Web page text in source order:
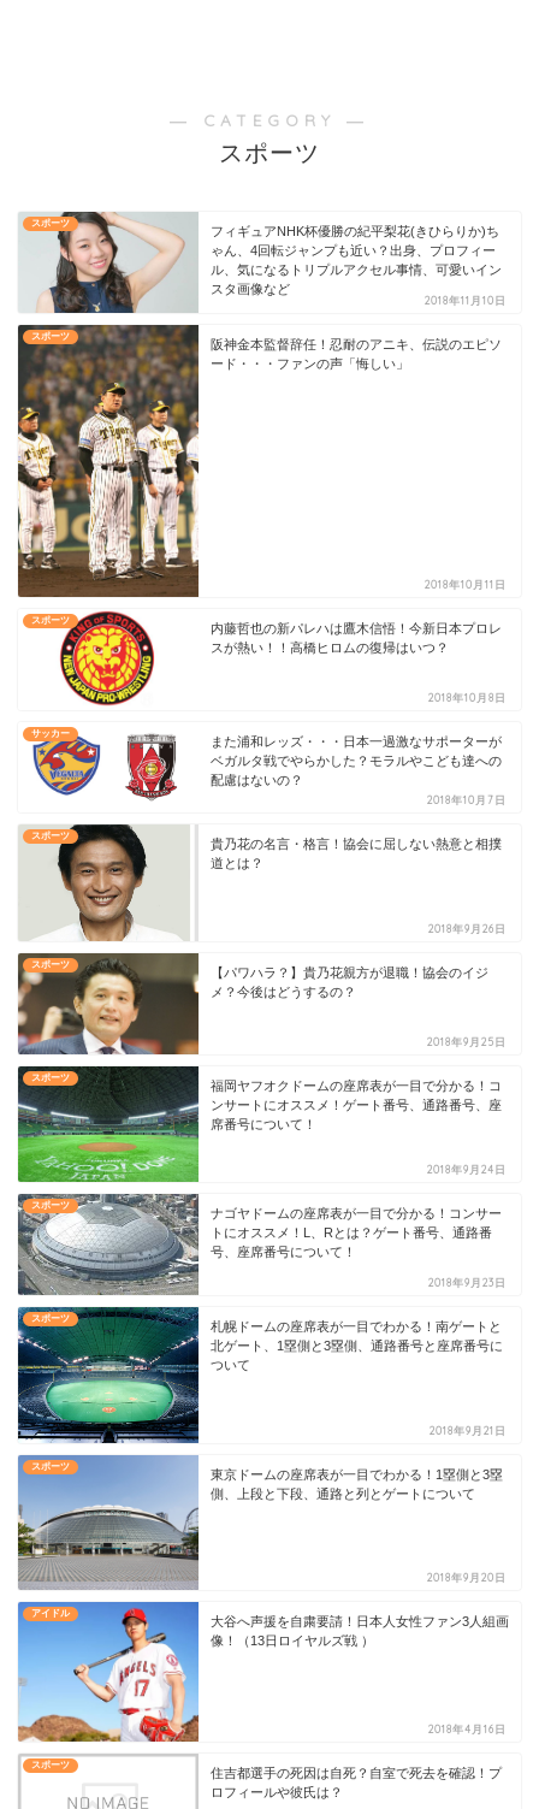
― CATEGORY ―
スポーツ
スポーツ
フィギュアNHK杯優勝の紀平梨花(きひらりか)ち
ゃん、4回転ジャンプも近い？出身、プロフィー
ル、気になるトリプルアクセル事情、可愛いイン
スタ画像など
2018年11月10日
スポーツ
阪神金本監督辞任！忍耐のアニキ、伝説のエピソ
ード・・・ファンの声「悔しい」
2018年10月11日
スポーツ
内藤哲也の新パレハは鷹木信悟！今新日本プロレ
スが熱い！！高橋ヒロムの復帰はいつ？
2018年10月8日
サッカー
また浦和レッズ・・・日本一過激なサポーターが
ベガルタ戦でやらかした？モラルやこども達への
配慮はないの？
2018年10月7日
スポーツ
貴乃花の名言・格言！協会に屈しない熱意と相撲
道とは？
2018年9月26日
スポーツ
【パワハラ？】貴乃花親方が退職！協会のイジ
メ？今後はどうするの？
2018年9月25日
スポーツ
福岡ヤフオクドームの座席表が一目で分かる！コ
ンサートにオススメ！ゲート番号、通路番号、座
席番号について！
2018年9月24日
スポーツ
ナゴヤドームの座席表が一目で分かる！コンサー
トにオススメ！L、Rとは？ゲート番号、通路番
号、座席番号について！
2018年9月23日
スポーツ
札幌ドームの座席表が一目でわかる！南ゲートと
北ゲート、1塁側と3塁側、通路番号と座席番号に
ついて
2018年9月21日
スポーツ
東京ドームの座席表が一目でわかる！1塁側と3塁
側、上段と下段、通路と列とゲートについて
2018年9月20日
アイドル
大谷へ声援を自粛要請！日本人女性ファン3人組画
像！（13日ロイヤルズ戦 ）
2018年4月16日
スポーツ
住吉都選手の死因は自死？自室で死去を確認！プ
ロフィールや彼氏は？